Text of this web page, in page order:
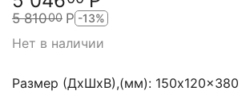
5 81000 Р -13%
Нет в наличии
Размер (ДхШхВ),(мм): 150x120x380